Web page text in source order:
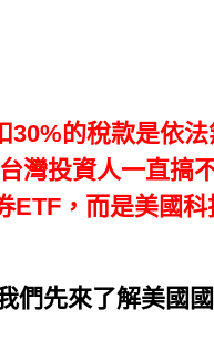
的稅款是依
灣投資人一直搞
ETF，而是美國
們先來了解美國